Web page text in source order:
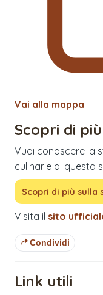
Vai alla mappa
Scopri di più
Vuoi conoscere la
culinarie di questa
Scopri di più sulla
Visita il sito
Condividi
Link utili